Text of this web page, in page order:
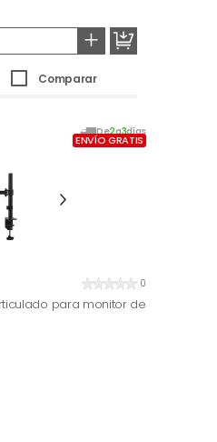
+
Comparar
De2a3días
ENVÍO GRATIS
0
para monitor de